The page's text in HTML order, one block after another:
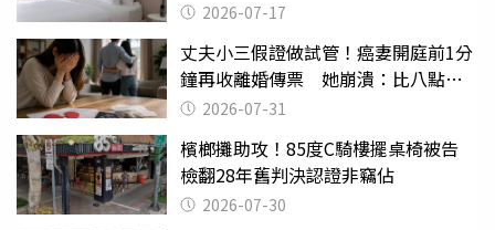
2026-07-17
丈夫小三假證做試管！癌妻開庭前1分
鐘再收離婚傳票 她崩潰：比八點檔
還扯2026-07-31
檳榔攤助攻！85度C騎樓擺桌椅被告
檢翻28年舊判決認證非竊佔
2026-07-30